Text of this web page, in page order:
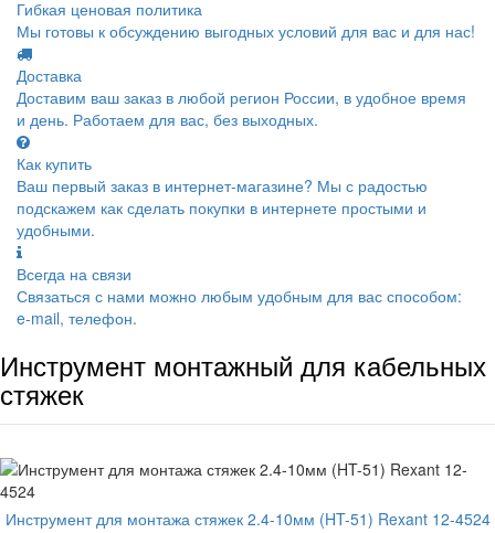
Гибкая ценовая политика
Мы готовы к обсуждению выгодных условий для вас и для нас!
Доставка
Доставим ваш заказ в любой регион России, в удобное время
и день. Работаем для вас, без выходных.
Как купить
Ваш первый заказ в интернет-магазине? Мы с радостью
подскажем как сделать покупки в интернете простыми и
удобными.
Всегда на связи
Связаться с нами можно любым удобным для вас способом:
e-mail, телефон.
Инструмент монтажный для кабельных
стяжек
Инструмент для монтажа стяжек 2.4-10мм (HT-51) Rexant 12-4524